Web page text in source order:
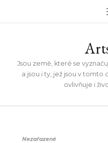
Jsou země, které se
a jsou i ty, jež jsou v
ovlivňuje i
Nezařazené